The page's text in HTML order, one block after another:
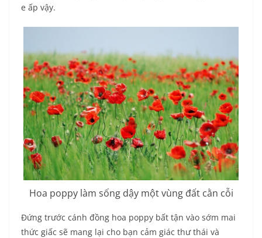
e ấp vậy.
Hoa poppy làm sống dậy một vùng đất cằn cỗi
Đứng trước cánh đồng hoa poppy bất tận vào sớm mai
thức giấc sẽ mang lại cho bạn cảm giác thư thái và